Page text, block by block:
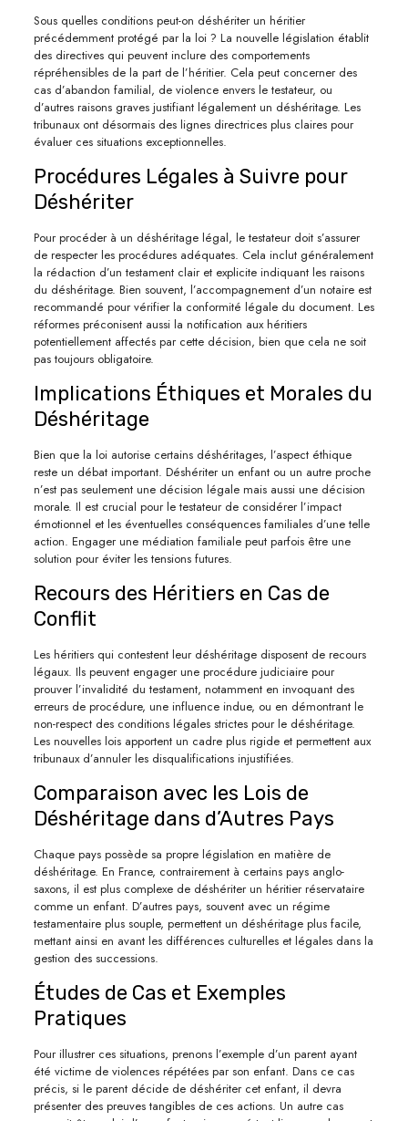
Sous quelles conditions peut-on déshériter un héritier
précédemment protégé par la loi ? La nouvelle législation établit
des directives qui peuvent inclure des comportements
répréhensibles de la part de l’héritier. Cela peut concerner des
cas d’abandon familial, de violence envers le testateur, ou
d’autres raisons graves justifiant légalement un déshéritage. Les
tribunaux ont désormais des lignes directrices plus claires pour
évaluer ces situations exceptionnelles.
Procédures Légales à Suivre pour
Déshériter
Pour procéder à un déshéritage légal, le testateur doit s’assurer
de respecter les procédures adéquates. Cela inclut généralement
la rédaction d’un testament clair et explicite indiquant les raisons
du déshéritage. Bien souvent, l’accompagnement d’un notaire est
recommandé pour vérifier la conformité légale du document. Les
réformes préconisent aussi la notification aux héritiers
potentiellement affectés par cette décision, bien que cela ne soit
pas toujours obligatoire.
Implications Éthiques et Morales du
Déshéritage
Bien que la loi autorise certains déshéritages, l’aspect éthique
reste un débat important. Déshériter un enfant ou un autre proche
n’est pas seulement une décision légale mais aussi une décision
morale. Il est crucial pour le testateur de considérer l’impact
émotionnel et les éventuelles conséquences familiales d’une telle
action. Engager une médiation familiale peut parfois être une
solution pour éviter les tensions futures.
Recours des Héritiers en Cas de
Conflit
Les héritiers qui contestent leur déshéritage disposent de recours
légaux. Ils peuvent engager une procédure judiciaire pour
prouver l’invalidité du testament, notamment en invoquant des
erreurs de procédure, une influence indue, ou en démontrant le
non-respect des conditions légales strictes pour le déshéritage.
Les nouvelles lois apportent un cadre plus rigide et permettent aux
tribunaux d’annuler les disqualifications injustifiées.
Comparaison avec les Lois de
Déshéritage dans d’Autres Pays
Chaque pays possède sa propre législation en matière de
déshéritage. En France, contrairement à certains pays anglo-
saxons, il est plus complexe de déshériter un héritier réservataire
comme un enfant. D’autres pays, souvent avec un régime
testamentaire plus souple, permettent un déshéritage plus facile,
mettant ainsi en avant les différences culturelles et légales dans la
gestion des successions.
Études de Cas et Exemples
Pratiques
Pour illustrer ces situations, prenons l’exemple d’un parent ayant
été victime de violences répétées par son enfant. Dans ce cas
précis, si le parent décide de déshériter cet enfant, il devra
présenter des preuves tangibles de ces actions. Un autre cas